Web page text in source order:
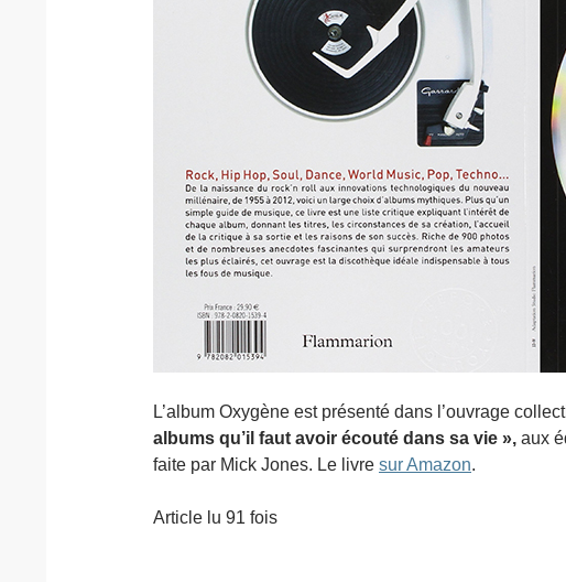
L’album Oxygène est présenté dans l’ouvrage
albums qu’il faut avoir écouté dans sa vie », aux
faite par Mick Jones. Le livre sur Amazon.
Article lu 91 fois